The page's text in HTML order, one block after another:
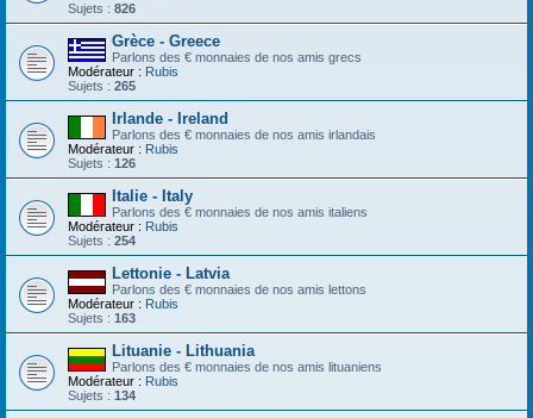
Sujets : 826
Grèce - Greece
Parlons des € monnaies de nos amis grecs
Modérateur : Rubis
Sujets : 265
Irlande - Ireland
Parlons des € monnaies de nos amis irlandais
Modérateur : Rubis
Sujets : 126
Italie - Italy
Parlons des € monnaies de nos amis italiens
Modérateur : Rubis
Sujets : 254
Lettonie - Latvia
Parlons des € monnaies de nos amis lettons
Modérateur : Rubis
Sujets : 163
Lituanie - Lithuania
Parlons des € monnaies de nos amis lituaniens
Modérateur : Rubis
Sujets : 134